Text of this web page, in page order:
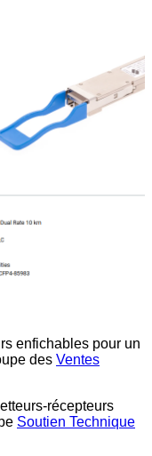
enfichables pour un
des Ventes
récepteurs
Soutien Technique